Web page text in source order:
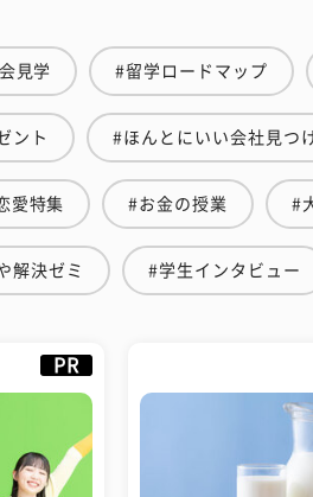
見学 #留学ロードマップ
ント #ほんとにいい会社見つ
愛特集 #お金の授業 #
解決ゼミ #学生インタビュー
PR